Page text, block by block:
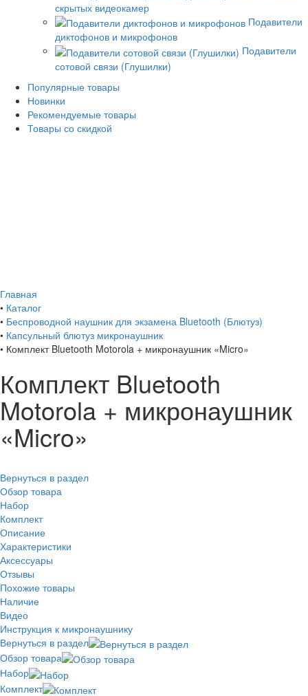
скрытых видеокамер
Подавители
диктофонов и микрофонов
Подавители
сотовой связи (Глушилки)
Популярные товары
Новинки
Рекомендуемые товары
Товары со скидкой
Главная
• Каталог
• Беспроводной наушник для экзамена Bluetooth (Блютуз)
• Капсульный блютуз микронаушник
• Комплект Bluetooth Motorola + микронаушник «Micro»
Комплект Bluetooth
Motorola + микронаушник
«Micro»
Вернуться в раздел
Обзор товара
Набор
Комплект
Описание
Характеристики
Аксессуары
Отзывы
Похожие товары
Наличие
Видео
Инструкция к микронаушнику
Вернуться в раздел
Обзор товара
Набор
Комплект